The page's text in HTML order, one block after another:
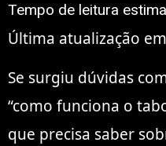
Tempo de leitura
Última atualização
Se surgiu dúvidas
“como funciona o
que precisa saber